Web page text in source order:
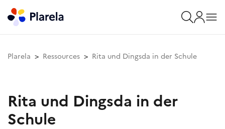
Plarela Ressources Rita und Dingsda in der Schule
Rita und Dingsda in der
Schule